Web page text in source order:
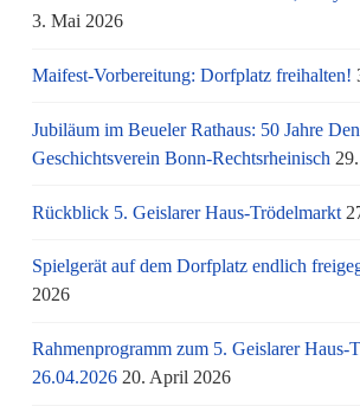
3. Mai 2026
Maifest-Vorbereitung: Dorfplatz freihalten!
Jubiläum im Beueler Rathaus: 50 Jahre
Geschichtsverein Bonn-Rechtsrheinisch
Rückblick 5. Geislarer Haus-Trödelmarkt
Spielgerät auf dem Dorfplatz endlich
2026
Rahmenprogramm zum 5. Geislarer Haus-
26.04.2026 20. April 2026